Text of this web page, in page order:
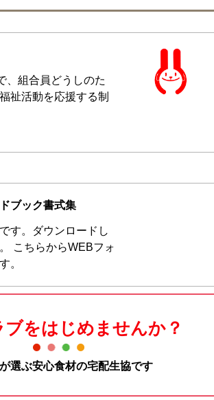
、組合員どうしのた
祉活動を応援する制
ブック書式集
す。ダウンロードし
こちらからWEBフォ
。
ブをはじめませんか？
選ぶ安心食材の宅配生協です